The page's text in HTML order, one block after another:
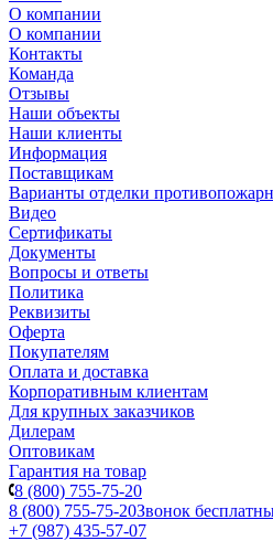
О компании
О компании
Контакты
Команда
Отзывы
Наши объекты
Наши клиенты
Информация
Поставщикам
Варианты отделки
Видео
Сертификаты
Документы
Вопросы и ответы
Политика
Реквизиты
Оферта
Покупателям
Оплата и доставка
Корпоративным клиентам
Для крупных заказчиков
Дилерам
Оптовикам
Гарантия на товар
8 (800) 755-75-20
8 (800) 755-75-20Звонок
+7 (987) 435-57-07